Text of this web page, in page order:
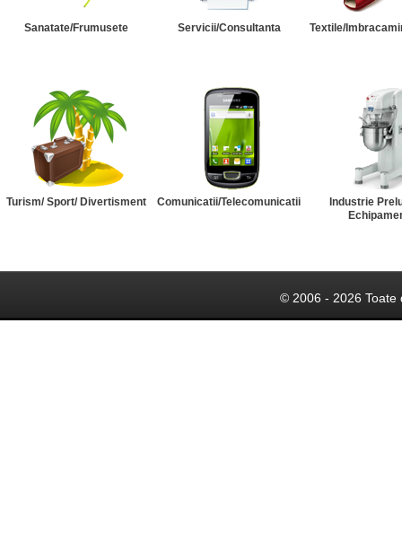
Sanatate/Frumusete Servicii/Consultanta Textile/
Turism/ Sport/ Divertisment Comunicatii/Telecomunicatii
Industrie
© 2006 - 2026